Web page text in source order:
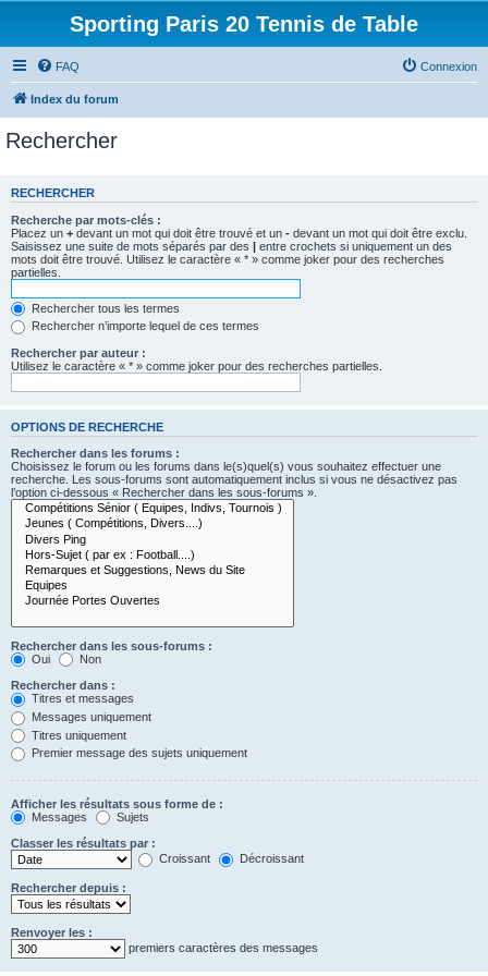
Sporting Paris 20 Tennis de Table
FAQ Connexion
Index du forum
Rechercher
RECHERCHER
Recherche par mots-clés :
Placez un + devant un mot qui doit être trouvé et un - devant un mot qui doit être exclu.
Saisissez une suite de mots séparés par des | entre crochets si uniquement un des
mots doit être trouvé. Utilisez le caractère « * » comme joker pour des recherches
partielles.
Rechercher tous les termes
Rechercher n’importe lequel de ces termes
Rechercher par auteur :
Utilisez le caractère « * » comme joker pour des recherches partielles.
OPTIONS DE RECHERCHE
Rechercher dans les forums :
Choisissez le forum ou les forums dans le(s)quel(s) vous souhaitez effectuer une
recherche. Les sous-forums sont automatiquement inclus si vous ne désactivez pas
l’option ci-dessous « Rechercher dans les sous-forums ».
Rechercher dans les sous-forums :
Oui
Non
Rechercher dans :
Titres et messages
Messages uniquement
Titres uniquement
Premier message des sujets uniquement
Afficher les résultats sous forme de :
Messages
Sujets
Classer les résultats par :
Croissant
Décroissant
Rechercher depuis :
Renvoyer les :
premiers caractères des messages